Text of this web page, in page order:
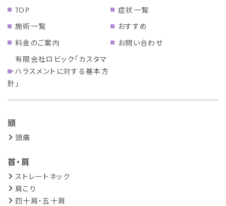
TOP
症状一覧
施術一覧
おすすめ
料金のご案内
お問い合わせ
有限会社ロビック「カスタマ
ーハラスメントに対する基本方
針」
頭
頭痛
首・肩
ストレートネック
肩こり
四十肩・五十肩